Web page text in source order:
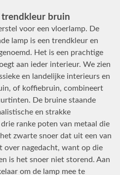
bruin
voor een vloerlamp. De
lamp is een trendkleur en
Het is een prachtige
aan ieder interieur. We zien
en landelijke interieurs en
of koffiebruin, combineert
De bruine staande
en strakke
ranke poten van metaal die
zwarte snoer dat uit een van
over nagedacht, want op die
is het snoer niet storend. Aan
om de lamp mee te